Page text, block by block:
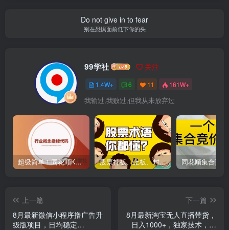
Do not give in to fear
别在恐惧面前低下你的头
99学社 关注
1.4W+ 6 11 161W+
我输过,我败过,但我从未放弃过
超级简单！同花顺K线界面显示行业概念指标代码图解 股票打板、上板、封板、翘板、炸板是什么意思？炒股你必须懂的暗语！
上一篇
8月最新微信小程序撸广告升
级版项目，日均稳定
下一篇
8月最新淘宝无人直播带货，
日入1000+，独家技术，无